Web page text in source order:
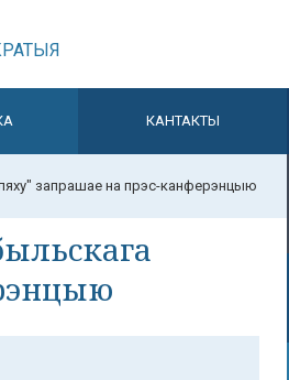
КАНТАКТЫ
запрашае на прэс-канферэнцыю